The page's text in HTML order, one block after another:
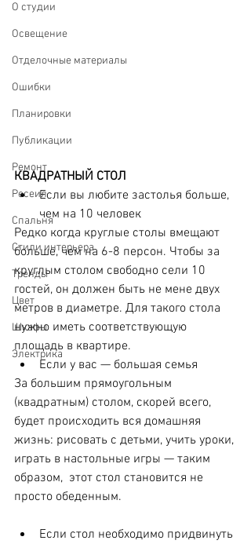
О студии
Освещение
Отделочные материалы
Ошибки
Планировки
Публикации
Ремонт
Ресеил
Спальня
Стили интерьера
Тренды
Цвет
Шкафы
Электрика
КВАДРАТНЫЙ СТОЛ
Если вы любите застолья больше,
чем на 10 человек
Редко когда круглые столы вмещают
больше, чем на 6-8 персон. Чтобы за
круглым столом свободно сели 10
гостей, он должен быть не мене двух
метров в диаметре. Для такого стола
нужно иметь соответствующую
площадь в квартире.⠀
Если у вас — большая семья
За большим прямоугольным
(квадратным) столом, скорей всего,
будет происходить вся домашняя
жизнь: рисовать с детьми, учить уроки,
играть в настольные игры — таким
образом,  этот стол становится не
просто обеденным.
Если стол необходимо придвинуть